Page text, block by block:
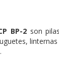
BP-2son